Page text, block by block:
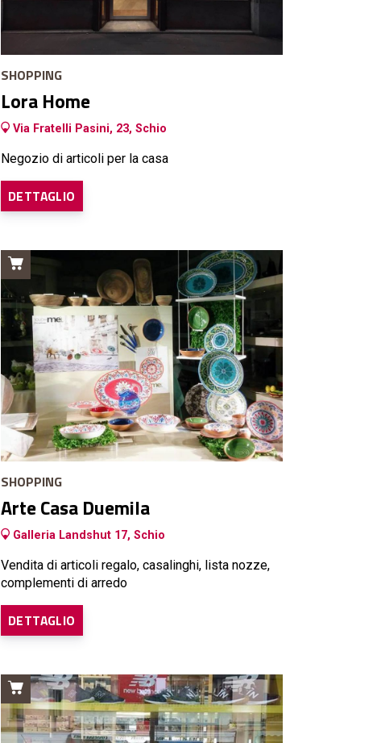
SHOPPING
Lora Home
Via Fratelli Pasini, 23, Schio
Negozio di articoli per la casa
DETTAGLIO
SHOPPING
Arte Casa Duemila
Galleria Landshut 17, Schio
Vendita di articoli regalo, casalinghi, lista nozze,
complementi di arredo
DETTAGLIO